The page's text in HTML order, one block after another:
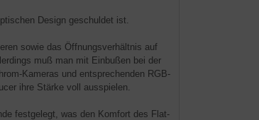
Design geschuldet ist.
sowie das Öffnungsverhältnis auf
muß man mit Einbußen bei der
Kameras und entsprechenden RGB-
ihre Stärke voll ausspielen.
festgelegt, was den Komfort des Flat-